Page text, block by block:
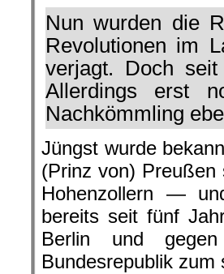
Nun wurden die
Revolutionen im
verjagt. Doch
Allerdings erst
Nachkömmling
Jüngst wurde
(Prinz von)
Hohenzollern —
bereits seit fünf
Berlin und
Bundesrepublik